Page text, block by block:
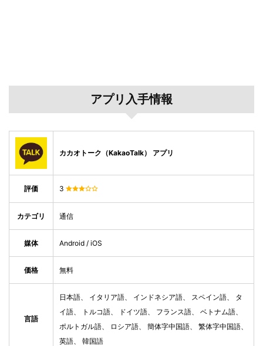
アプリ入手情報
カカオトーク（KakaoTalk） アプリ
評価 3
カテゴリ 通信
媒体 Android / iOS
価格 無料
言語
日本語、 イタリア語、 インドネシア語、 スペイン語、 タ
イ語、 トルコ語、 ドイツ語、 フランス語、 ベトナム語、
ポルトガル語、 ロシア語、 簡体字中国語、 繁体字中国語、
英語、 韓国語